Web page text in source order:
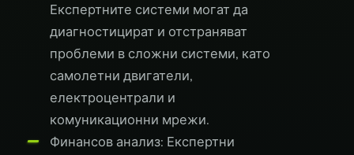
Експертните системи могат да
диагностицират и отстраняват
проблеми в сложни системи, като
самолетни двигатели,
електроцентрали и
комуникационни мрежи.
Финансов анализ: Експертни